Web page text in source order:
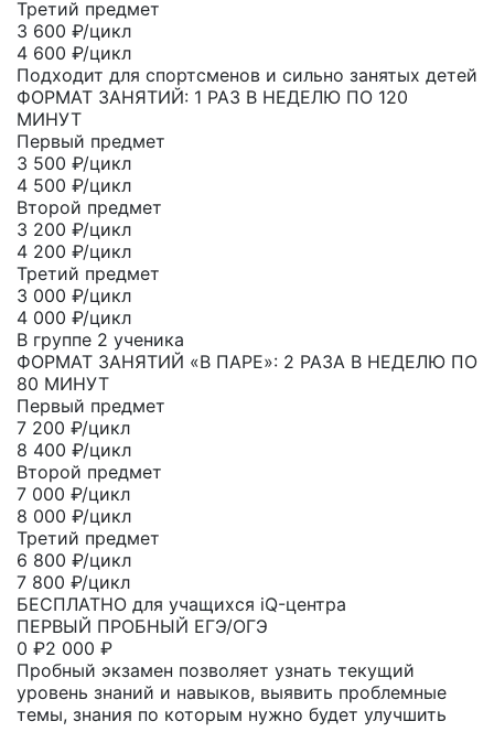
Третий предмет
3 600 ₽/цикл
4 600 ₽/цикл
Подходит для спортсменов и сильно занятых детей
ФОРМАТ ЗАНЯТИЙ: 1 РАЗ В НЕДЕЛЮ ПО 120
МИНУТ
Первый предмет
3 500 ₽/цикл
4 500 ₽/цикл
Второй предмет
3 200 ₽/цикл
4 200 ₽/цикл
Третий предмет
3 000 ₽/цикл
4 000 ₽/цикл
В группе 2 ученика
ФОРМАТ ЗАНЯТИЙ «В ПАРЕ»: 2 РАЗА В НЕДЕЛЮ ПО
80 МИНУТ
Первый предмет
7 200 ₽/цикл
8 400 ₽/цикл
Второй предмет
7 000 ₽/цикл
8 000 ₽/цикл
Третий предмет
6 800 ₽/цикл
7 800 ₽/цикл
БЕСПЛАТНО для учащихся iQ-центра
ПЕРВЫЙ ПРОБНЫЙ ЕГЭ/ОГЭ
0 ₽2 000 ₽
Пробный экзамен позволяет узнать текущий
уровень знаний и навыков, выявить проблемные
темы, знания по которым нужно будет улучшить